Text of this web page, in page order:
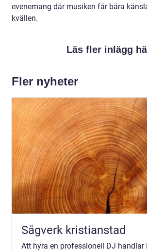
evenemang där musiken får bära
kvällen.
Läs fler inlägg
Fler nyheter
Sågverk kristianstad
Att hyra en professionell DJ handlar